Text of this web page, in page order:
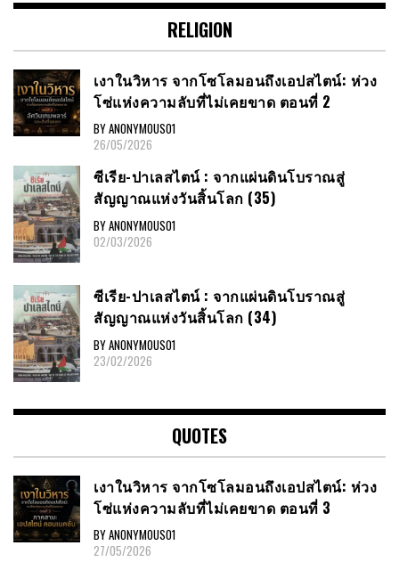
RELIGION
เงาในวิหาร จากโซโลมอนถึงเอปสไตน์: ห่วง
โซ่แห่งความลับที่ไม่เคยขาด ตอนที่ 2
BY ANONYMOUS01
26/05/2026
ซีเรีย​-ปาเลสไตน์​ : จากแผ่นดินโบราณสู่
สัญญาณ​แห่งวันสิ้นโลก​ (35)
BY ANONYMOUS01
02/03/2026
ซีเรีย​-ปาเลสไตน์​ : จากแผ่นดินโบราณสู่
สัญญาณ​แห่งวันสิ้นโลก​ (34)
BY ANONYMOUS01
23/02/2026
QUOTES
เงาในวิหาร จากโซโลมอนถึงเอปสไตน์: ห่วง
โซ่แห่งความลับที่ไม่เคยขาด ตอนที่ 3
BY ANONYMOUS01
27/05/2026